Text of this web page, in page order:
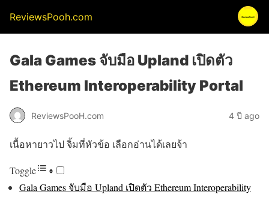
ReviewsPooh.com
Gala Games จับมือ Upland เปิดตัว
Ethereum Interoperability Portal
ReviewsPooH.com 4 ปี ago
เนื้อหายาวไป จิ้มที่หัวข้อ เลือกอ่านได้เลยจ้า
Toggle
Gala Games จับมือ Upland เปิดตัว Ethereum Interoperability